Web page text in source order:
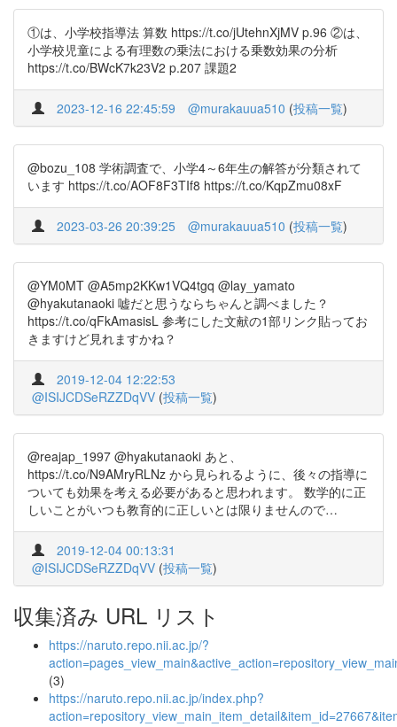
①は、小学校指導法 算数 https://t.co/jUtehnXjMV p.96 ②は、
小学校児童による有理数の乗法における乗数効果の分析
https://t.co/BWcK7k23V2 p.207 課題2
2023-12-16 22:45:59 @murakauua510 (投稿一覧)
@bozu_108 学術調査で、小学4～6年生の解答が分類されて
います https://t.co/AOF8F3TIf8 https://t.co/KqpZmu08xF
2023-03-26 20:39:25 @murakauua510 (投稿一覧)
@YM0MT @A5mp2KKw1VQ4tgq @lay_yamato
@hyakutanaoki 嘘だと思うならちゃんと調べました？
https://t.co/qFkAmasisL 参考にした文献の1部リンク貼ってお
きますけど見れますかね？
2019-12-04 12:22:53
@ISIJCDSeRZZDqVV (投稿一覧)
@reajap_1997 @hyakutanaoki あと、
https://t.co/N9AMryRLNz から見られるように、後々の指導に
ついても効果を考える必要があると思われます。 数学的に正
しいことがいつも教育的に正しいとは限りませんので…
2019-12-04 00:13:31
@ISIJCDSeRZZDqVV (投稿一覧)
収集済み URL リスト
https://naruto.repo.nii.ac.jp/?
(3)
https://naruto.repo.nii.ac.jp/index.php?